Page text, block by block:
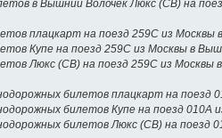
в Вышний Волочек Люкс (СВ) на
плацкарт на поезд 259С из Москвы
Купе на поезд 259С из Москвы в
Люкс (СВ) на поезд 259С из Москвы
билетов плацкарт на поезд
билетов Купе на поезд 010А
билетов Люкс (СВ) на поезд